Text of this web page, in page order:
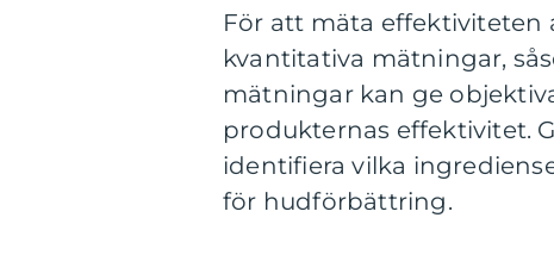
För att mäta effektiviteten
kvantitativa mätningar,
mätningar kan ge
produkternas effektivitet.
identifiera vilka
för hudförbättring.